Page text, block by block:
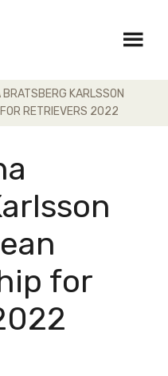
BRATSBERG KARLSSON
RETRIEVERS 2022
for